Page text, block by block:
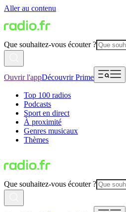
Aller au contenu
Que souhaitez-vous écouter ?
Ouvrir l'appDécouvrir Prime
Top 100 radios
Podcasts
Sport en direct
À proximité
Genres musicaux
Thèmes
Que souhaitez-vous écouter ?